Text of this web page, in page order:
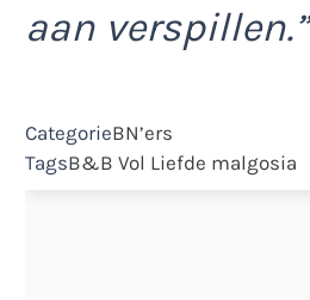
aan verspillen.”
CategorieBN’ers
TagsB&B Vol Liefde malgosia